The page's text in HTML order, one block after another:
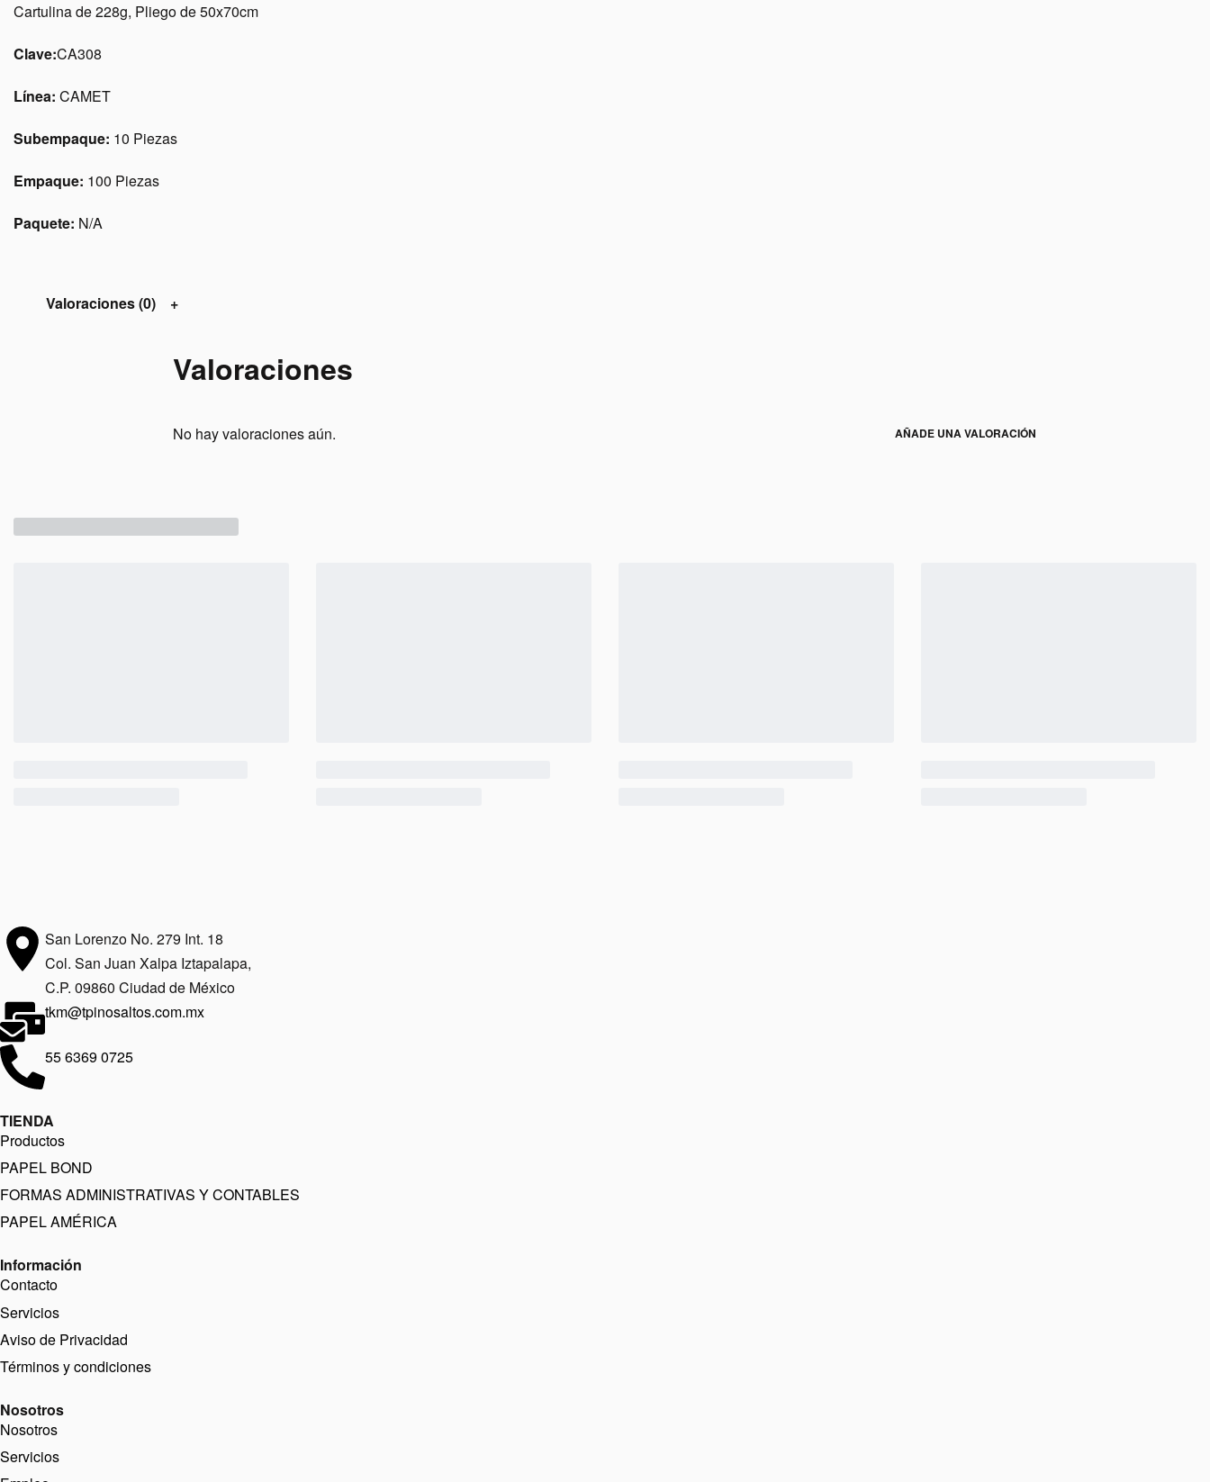
Cartulina de 228g, Pliego de 50x70cm
Clave:CA308
Línea: CAMET
Subempaque: 10 Piezas
Empaque: 100 Piezas
Paquete: N/A
Valoraciones (0)
Valoraciones
No hay valoraciones aún. AÑADE UNA VALORACIÓN
San Lorenzo No. 279 Int. 18
Col. San Juan Xalpa Iztapalapa,
C.P. 09860 Ciudad de México
tkm@tpinosaltos.com.mx
55 6369 0725
TIENDA
Productos
PAPEL BOND
FORMAS ADMINISTRATIVAS Y CONTABLES
PAPEL AMÉRICA
Información
Contacto
Servicios
Aviso de Privacidad
Términos y condiciones
Nosotros
Nosotros
Servicios